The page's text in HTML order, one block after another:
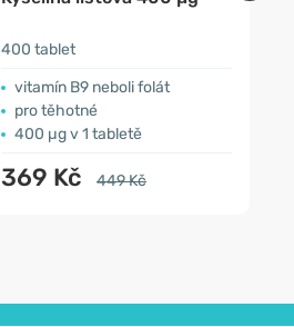
400 tablet
vitamín B9 neboli folát
pro těhotné
400 µg v 1 tabletě
369 Kč 449 Kč